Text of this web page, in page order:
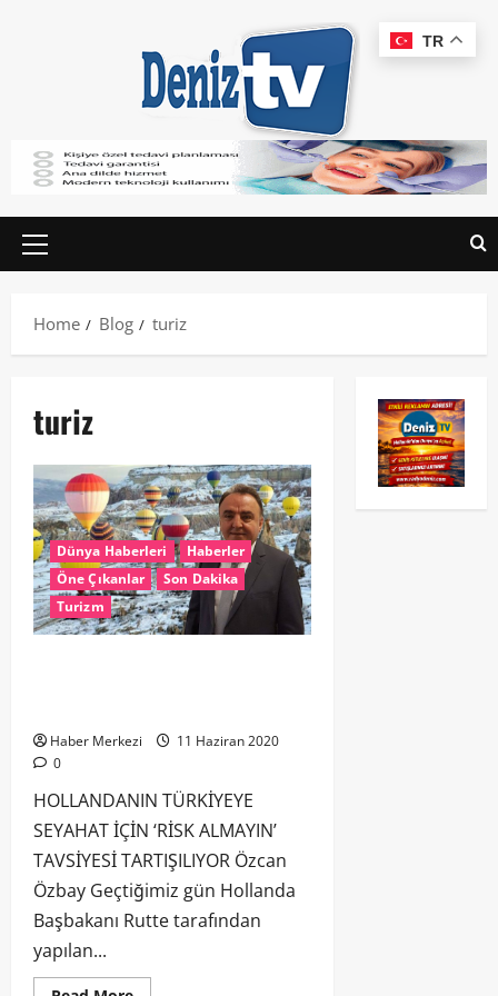
Home Blog turiz
turiz
Dünya Haberleri
Haberler
Öne Çıkanlar
Son Dakika
Turizm
Haber Merkezi
11 Haziran 2020
0
HOLLANDANIN TÜRKİYEYE
SEYAHAT İÇİN ‘RİSK ALMAYIN’
TAVSİYESİ TARTIŞILIYOR Özcan
Özbay Geçtiğimiz gün Hollanda
Başbakanı Rutte tarafından
yapılan...
TR